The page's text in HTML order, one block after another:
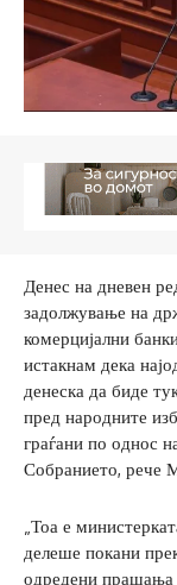
Денес на дневен
задолжување на
комерцијални
истакнам дека
денеска да биде
пред народните
граѓани по однос
Собранието, рече
„Тоа е
делеше покани
одредени прашања